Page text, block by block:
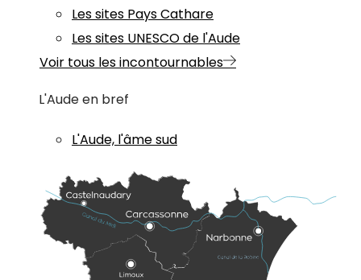
Les sites Pays Cathare
Les sites UNESCO de l'Aude
Voir tous les incontournables
L'Aude en bref
L'Aude, l'âme sud